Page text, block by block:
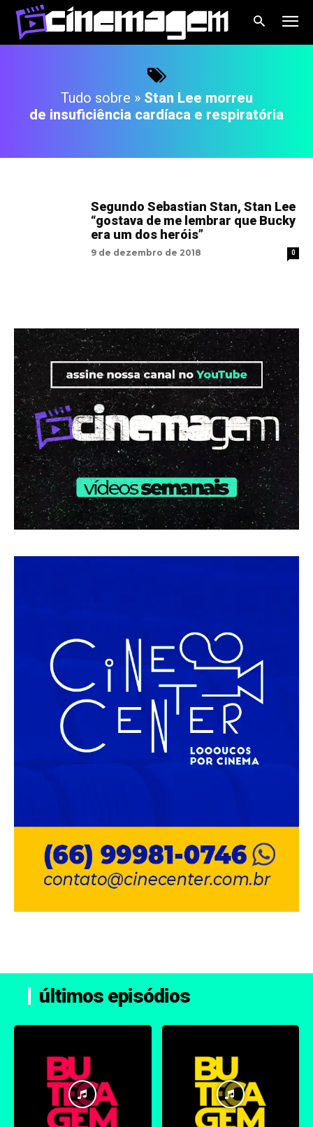
Tudo sobre » Stan Lee morreu
de insuficiência cardíaca e respiratória
Segundo Sebastian Stan, Stan Lee
“gostava de me lembrar que Bucky
era um dos heróis”
9 de dezembro de 2018 0
últimos episódios